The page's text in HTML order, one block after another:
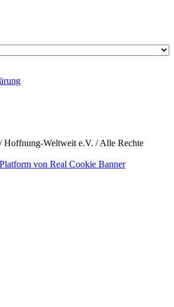
/ Hoffnung-Weltweit e.V. / Alle Rechte
von Real Cookie Banner